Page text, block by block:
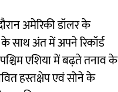
अमेरिकी डॉलर के
साथ अंत में अपने रिकॉर्ड
एशिया में बढ़ते तनाव के
हस्तक्षेप एवं सोने के